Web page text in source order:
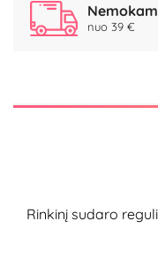
nuo 39 €
Rinkinį sudaro